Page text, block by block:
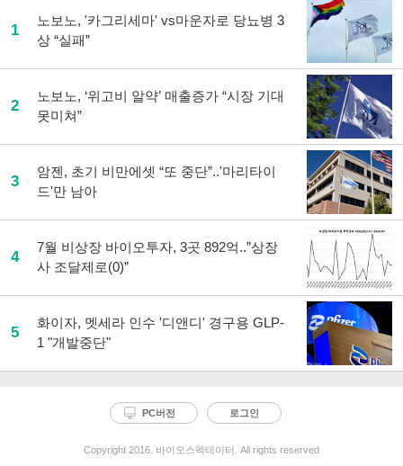
1
노보노, '카그리세마' vs마운자로 당뇨병 3
상 “실패”
2
노보노, ‘위고비 알약’ 매출증가 “시장 기대
못미쳐”
3
암젠, 초기 비만에셋 “또 중단”..'마리타이
드'만 남아
4
7월 비상장 바이오투자, 3곳 892억..”상장
사 조달제로(0)”
5
화이자, 멧세라 인수 '디앤디' 경구용 GLP-
1 "개발중단"
PC버전 로그인
Copyright 2016. 바이오스펙테이터. All rights reserved